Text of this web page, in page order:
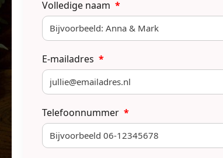
Volledige naam *
E-mailadres *
Telefoonnummer *